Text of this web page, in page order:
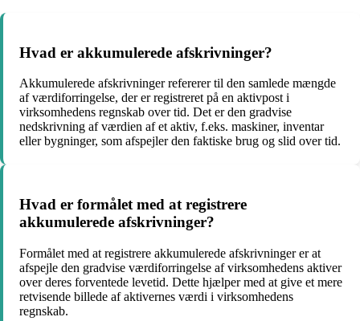
Hvad er akkumulerede afskrivninger?
Akkumulerede afskrivninger refererer til den samlede mængde
af værdiforringelse, der er registreret på en aktivpost i
virksomhedens regnskab over tid. Det er den gradvise
nedskrivning af værdien af et aktiv, f.eks. maskiner, inventar
eller bygninger, som afspejler den faktiske brug og slid over tid.
Hvad er formålet med at registrere
akkumulerede afskrivninger?
Formålet med at registrere akkumulerede afskrivninger er at
afspejle den gradvise værdiforringelse af virksomhedens aktiver
over deres forventede levetid. Dette hjælper med at give et mere
retvisende billede af aktivernes værdi i virksomhedens
regnskab.